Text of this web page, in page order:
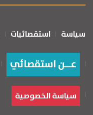
سياسة استقصائيات
عــن استقصائي
سياسة الخصوصية